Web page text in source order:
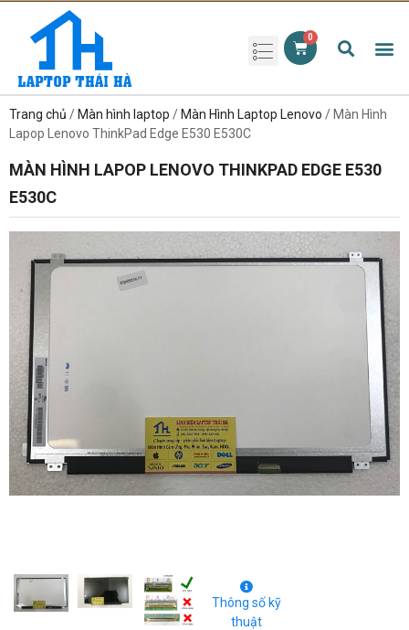
Trang chủ / Màn hình laptop / Màn Hình Laptop Lenovo / Màn Hình
Lapop Lenovo ThinkPad Edge E530 E530C
MÀN HÌNH LAPOP LENOVO THINKPAD EDGE E530
E530C
Thông số kỹ
thuật